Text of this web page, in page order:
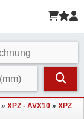
» XPZ - AVX10 » XPZ